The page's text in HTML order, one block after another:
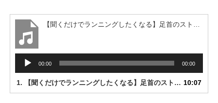
00:00 00:00
1. 【聞くだけでランニングしたくなる】足首のストレッチ、ランニング前。コニトレ-小西宏和 10:07